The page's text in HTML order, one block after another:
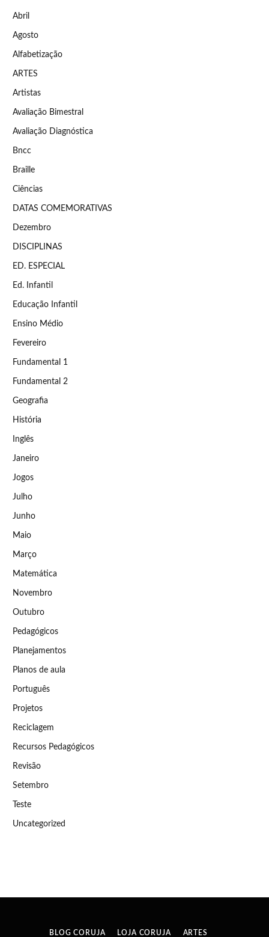
Abril
Agosto
Alfabetização
ARTES
Artistas
Avaliação Bimestral
Avaliação Diagnóstica
Bncc
Braille
Ciências
DATAS COMEMORATIVAS
Dezembro
DISCIPLINAS
ED. ESPECIAL
Ed. Infantil
Educação Infantil
Ensino Médio
Fevereiro
Fundamental 1
Fundamental 2
Geografia
História
Inglês
Janeiro
Jogos
Julho
Junho
Maio
Março
Matemática
Novembro
Outubro
Pedagógicos
Planejamentos
Planos de aula
Português
Projetos
Reciclagem
Recursos Pedagógicos
Revisão
Setembro
Teste
Uncategorized
BLOG CORUJA LOJA CORUJA ARTES